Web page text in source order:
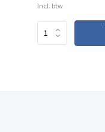
Incl. btw